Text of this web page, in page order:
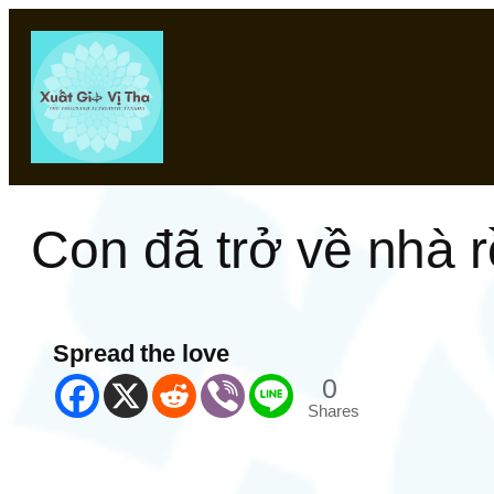
Chuyển
đến
phần
nội
dung
Con đã trở về nhà
Spread the love
0
Shares